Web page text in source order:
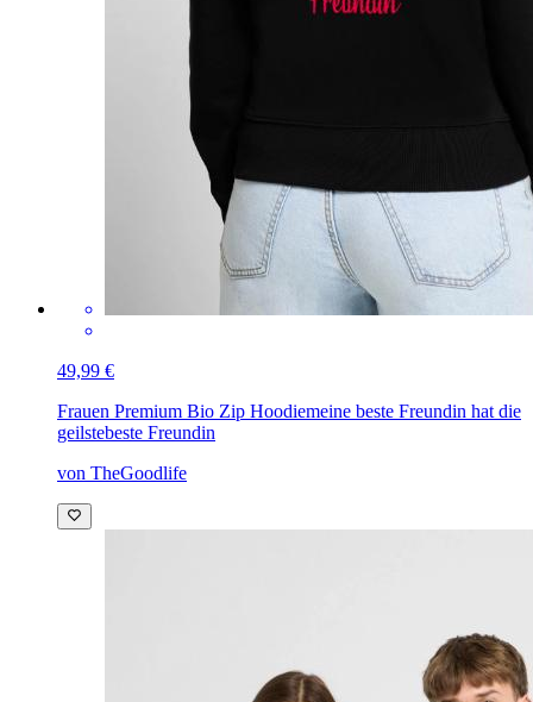
49,99 €
Frauen Premium Bio Zip Hoodiemeine beste Freundin hat die
geilstebeste Freundin
von TheGoodlife